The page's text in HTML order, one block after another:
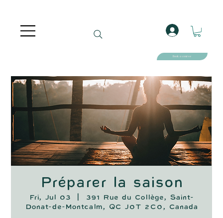
Book a course
Préparer la saison
Fri, Jul 03
391 Rue du Collège, Saint-
Donat-de-Montcalm, QC J0T 2C0, Canada